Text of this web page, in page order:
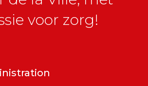
voor zorg!